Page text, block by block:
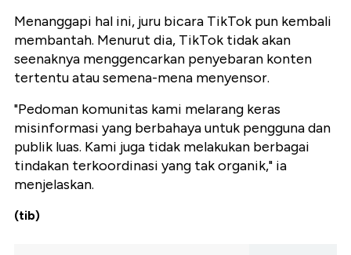
Menanggapi hal ini, juru bicara TikTok pun kembali
membantah. Menurut dia, TikTok tidak akan
seenaknya menggencarkan penyebaran konten
tertentu atau semena-mena menyensor.
"Pedoman komunitas kami melarang keras
misinformasi yang berbahaya untuk pengguna dan
publik luas. Kami juga tidak melakukan berbagai
tindakan terkoordinasi yang tak organik," ia
menjelaskan.
(tib)